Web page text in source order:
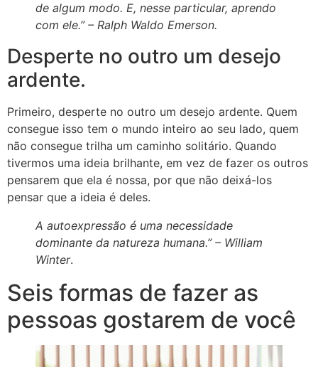
de algum modo. E, nesse particular, aprendo
com ele.” – Ralph Waldo Emerson.
Desperte no outro um desejo
ardente.
Primeiro, desperte no outro um desejo ardente. Quem
consegue isso tem o mundo inteiro ao seu lado, quem
não consegue trilha um caminho solitário. Quando
tivermos uma ideia brilhante, em vez de fazer os outros
pensarem que ela é nossa, por que não deixá-los
pensar que a ideia é deles.
A autoexpressão é uma necessidade
dominante da natureza humana.” – William
Winter.
Seis formas de fazer as
pessoas gostarem de você